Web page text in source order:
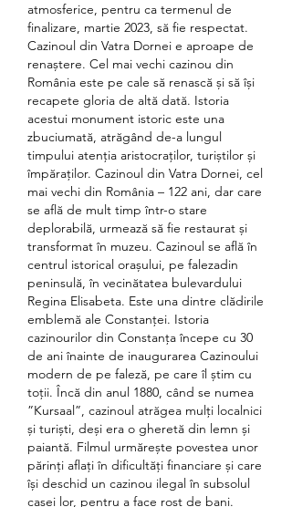
atmosferice, pentru ca termenul de
finalizare, martie 2023, să fie respectat.
Cazinoul din Vatra Dornei e aproape de
renaștere. Cel mai vechi cazinou din
România este pe cale să renască și să își
recapete gloria de altă dată. Istoria
acestui monument istoric este una
zbuciumată, atrăgând de-a lungul
timpului atenția aristocraților, turiștilor și
împăraților. Cazinoul din Vatra Dornei, cel
mai vechi din România – 122 ani, dar care
se află de mult timp într-o stare
deplorabilă, urmează să fie restaurat și
transformat în muzeu. Cazinoul se află în
centrul istorical orașului, pe falezadin
peninsulă, în vecinătatea bulevardului
Regina Elisabeta. Este una dintre clădirile
emblemă ale Constanței. Istoria
cazinourilor din Constanța începe cu 30
de ani înainte de inaugurarea Cazinoului
modern de pe faleză, pe care îl știm cu
toții. Încă din anul 1880, când se numea
”Kursaal”, cazinoul atrăgea mulți localnici
și turiști, deși era o gheretă din lemn și
paiantă. Filmul urmărește povestea unor
părinți aflați în dificultăți financiare și care
își deschid un cazinou ilegal în subsolul
casei lor, pentru a face rost de bani.